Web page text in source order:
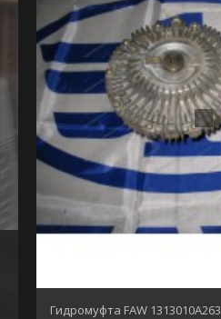
Гидромуфта FAW 1313010A263